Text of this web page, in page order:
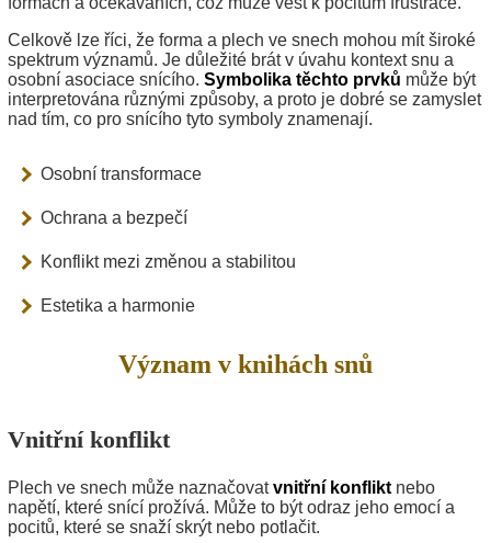
Celkově lze říci, že forma a plech ve snech mohou mít široké
spektrum významů. Je důležité brát v úvahu kontext snu a
osobní asociace snícího. Symbolika těchto prvků může být
interpretována různými způsoby, a proto je dobré se zamyslet
nad tím, co pro snícího tyto symboly znamenají.
Osobní transformace
Ochrana a bezpečí
Konflikt mezi změnou a stabilitou
Estetika a harmonie
Význam v knihách snů
Vnitřní konflikt
Plech ve snech může naznačovatvnitřní konflikt nebo
napětí, které snící prožívá. Může to být odraz jeho emocí a
pocitů, které se snaží skrýt nebo potlačit.